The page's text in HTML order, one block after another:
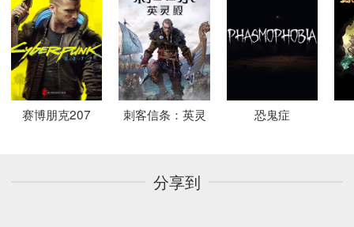
赛博朋克207 刺客信条：英灵 恐鬼症
分享到